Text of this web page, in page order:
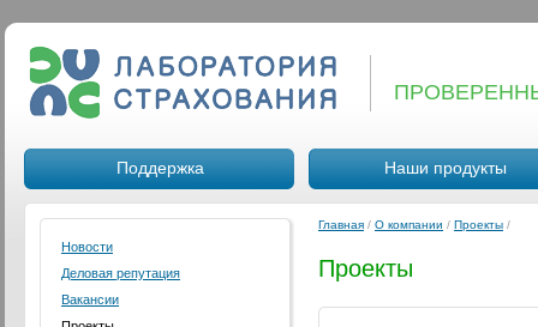
Поддержка Наши продукты
Новости
Деловая репутация
Вакансии
Главная / О компании / Проекты /
Проекты